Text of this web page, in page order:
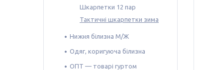
Шкарпетки 12 пар
Тактичні шкарпетки зима
Нижня білизна М/Ж
Одяг, коригуюча білизна
ОПТ — товарі гуртом